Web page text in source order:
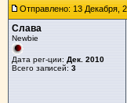
Отправлено: 13 Декабря,
Слава
Newbie
Дата рег-ции: Дек. 2010
Всего записей: 3